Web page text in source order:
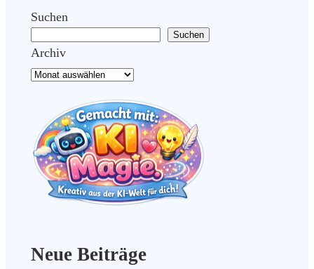
Suchen
Suchen
Archiv
Neue Beiträge